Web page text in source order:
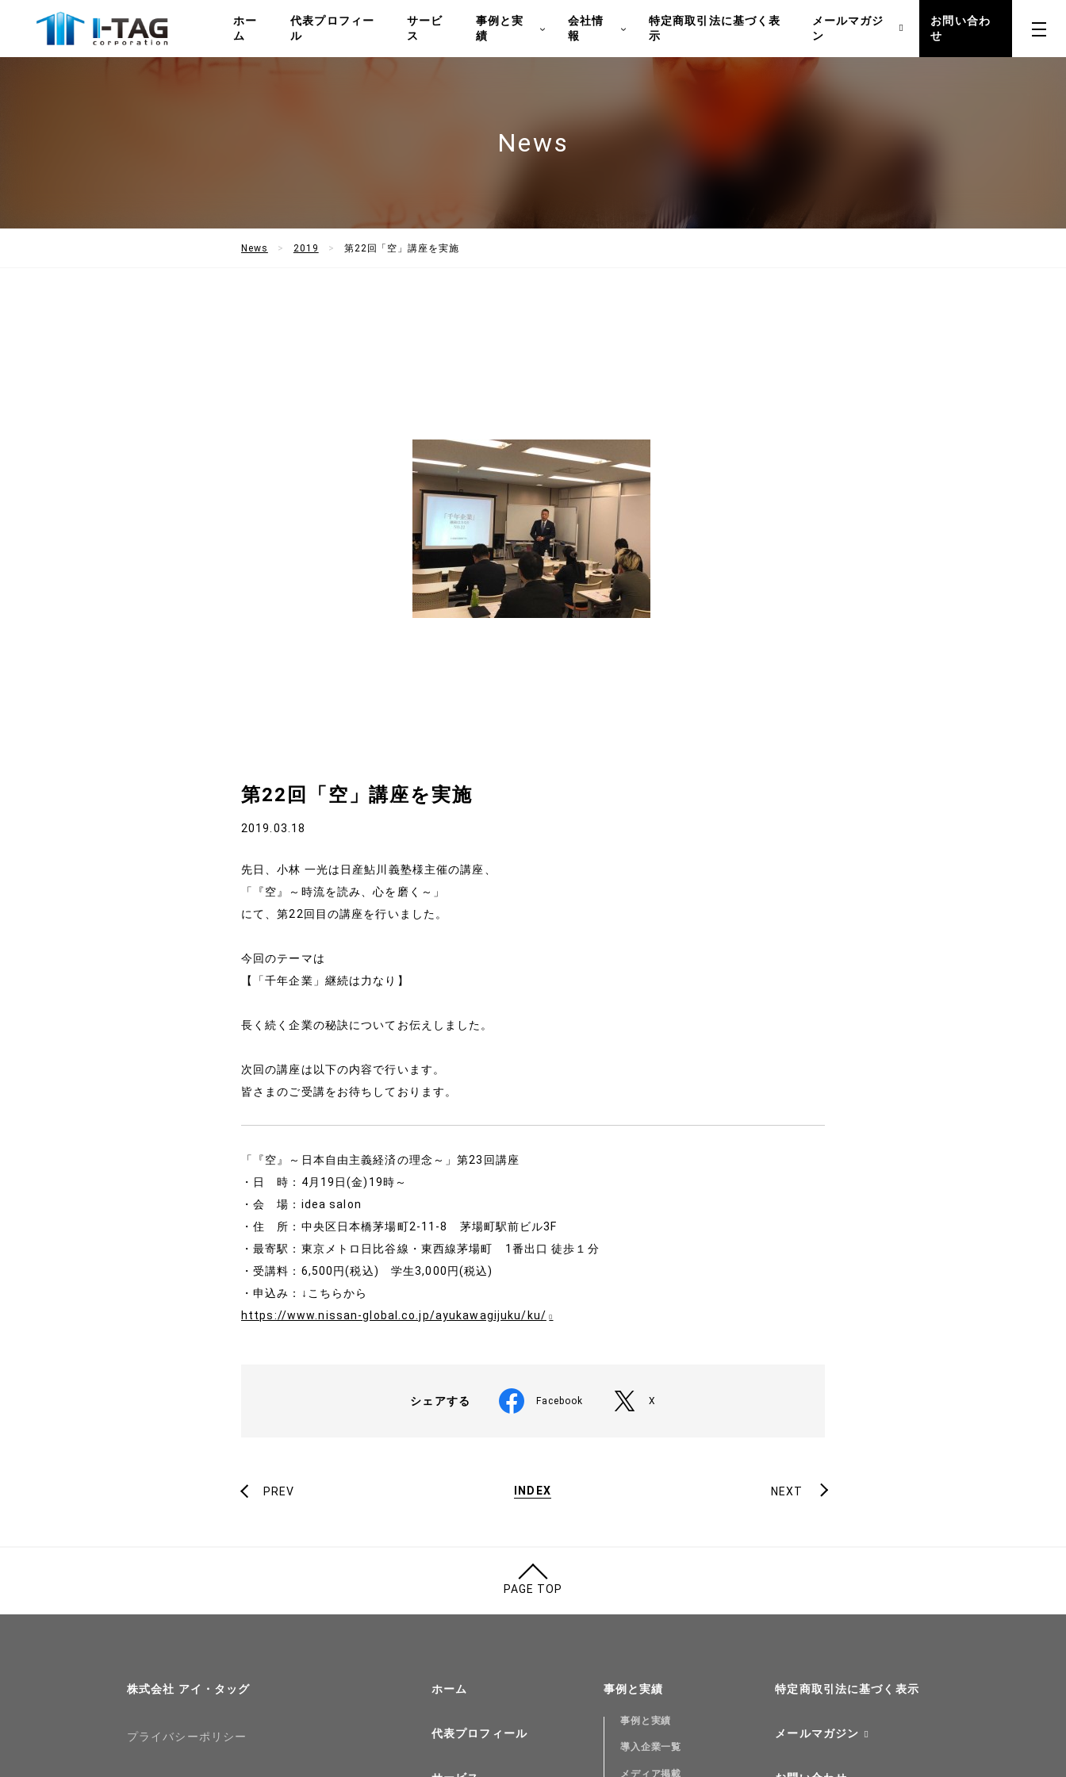
ホー
ム
代表プロフィー
ル
サービ
ス
事例と実
績
会社情
報
特定商取引法に基づく表
示
メールマガジ
ン
お問い合わ
せ
ホーム
代表プロフィール
サービス
事例と実績
事例と実績
導入企業一覧
メディア掲載
書籍・DVD
News
News 2019 第22回「空」講座を実施
第22回「空」講座を実施
2019.03.18
先日、小林 一光は日産鮎川義塾様主催の講座、
「『空』～時流を読み、心を磨く～」
にて、第22回目の講座を行いました。
今回のテーマは
【「千年企業」継続は力なり】
長く続く企業の秘訣についてお伝えしました。
次回の講座は以下の内容で行います。
皆さまのご受講をお待ちしております。
「『空』～日本自由主義経済の理念～」第23回講座
・日 時：4月19日(金)19時～
・会 場：idea salon
・住 所：中央区日本橋茅場町2-11-8 茅場町駅前ビル3F
・最寄駅：東京メトロ日比谷線・東西線茅場町 1番出口 徒歩１分
・受講料：6,500円(税込) 学生3,000円(税込)
・申込み：↓こちらから
https://www.nissan-global.co.jp/ayukawagijuku/ku/
シェアする Facebook X
PREV INDEX NEXT
PAGE TOP
株式会社 アイ・タッグ
プライバシーポリシー
ホーム
代表プロフィール
事例と実績
事例と実績
導入企業一覧
メディア掲載
特定商取引法に基づく表示
メールマガジン